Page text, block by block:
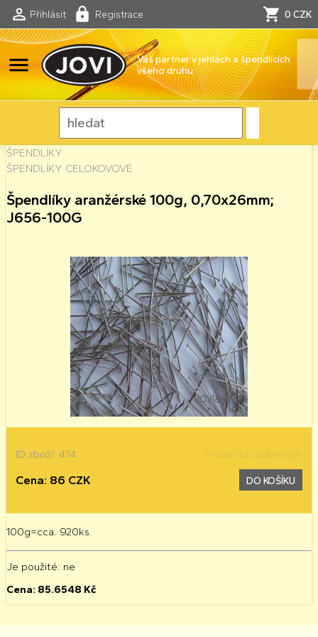
Přihlásit Registrace 0 CZK
menu
Váš partner v jehlách a špendlících
všeho druhu
ŠPENDLÍKY
ŠPENDLÍKY CELOKOVOVÉ
Špendlíky aranžérské 100g, 0,70x26mm;
J656-100G
ID zboží: 474 Přidat do oblíbených
Cena: 86 CZK DO KOŠÍKU
100g=cca. 920ks.
Je použité: ne
Cena: 85.6548 Kč